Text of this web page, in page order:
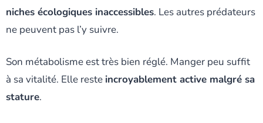
niches écologiques inaccessibles. Les autres prédateurs
ne peuvent pas l’y suivre.
Son métabolisme est très bien réglé. Manger peu suffit
à sa vitalité. Elle reste incroyablement active malgré sa
stature.